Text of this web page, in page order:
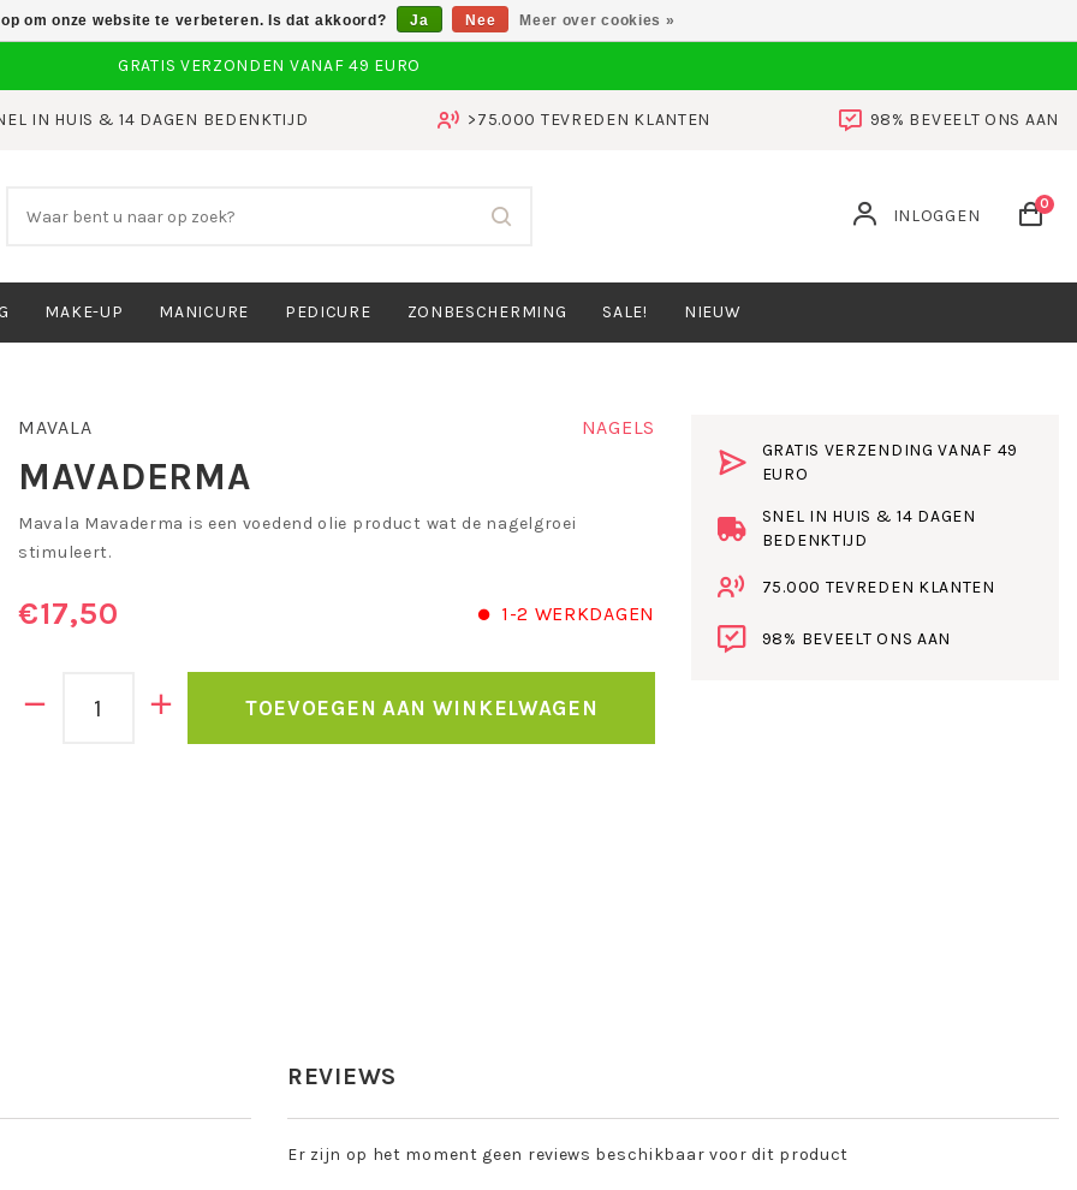
IN HUIS & 14 DAGEN BEDENKTIJD >75.000 TEVREDEN KLANTEN 98% BEVEELT ONS AAN
INLOGGEN
0
MAKE-UP MANICURE PEDICURE ZONBESCHERMING SALE! NIEUW
MAVALA NAGELS
MAVADERMA
Mavala Mavaderma is een voedend olie product wat de nagelgroei
stimuleert.
€17,50 1-2 WERKDAGEN
TOEVOEGEN AAN WINKELWAGEN
GRATIS VERZENDING VANAF 49
EURO
SNEL IN HUIS & 14 DAGEN
BEDENKTIJD
75.000 TEVREDEN KLANTEN
98% BEVEELT ONS AAN
REVIEWS
Er zijn op het moment geen reviews beschikbaar voor dit product
om onze website te verbeteren. Is dat akkoord? Ja Nee Meer over cookies »